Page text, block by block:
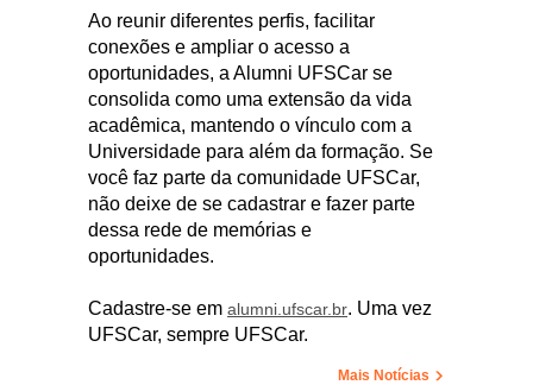
Ao reunir diferentes perfis, facilitar
conexões e ampliar o acesso a
oportunidades, a Alumni UFSCar se
consolida como uma extensão da vida
acadêmica, mantendo o vínculo com a
Universidade para além da formação. Se
você faz parte da comunidade UFSCar,
não deixe de se cadastrar e fazer parte
dessa rede de memórias e
oportunidades.
Cadastre-se em alumni.ufscar.br. Uma vez
UFSCar, sempre UFSCar.
Mais Notícias